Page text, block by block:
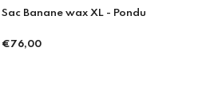
BOB WAX & JEAN – L’ACCESSOIRE